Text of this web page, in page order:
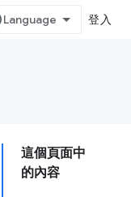
登入
這個頁面中
的內容